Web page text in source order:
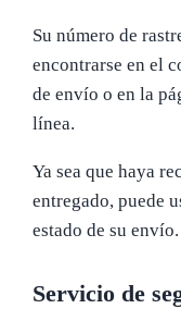
Su número de
encontrarse en el
de envío o en la
línea.
Ya sea que haya
entregado, puede
estado de su envío.
Servicio de